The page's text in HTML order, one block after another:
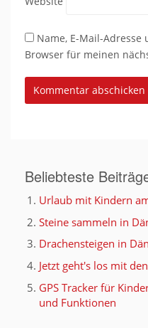
Name, E-Mail-
Browser für meinen
Beliebteste
Urlaub mit Kindern
Steine sammeln in
Drachensteigen in
Jetzt geht's los mit
GPS Tracker für
und Funktionen